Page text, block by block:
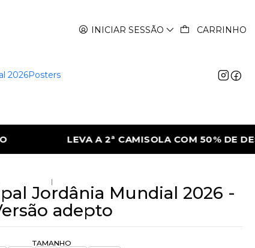
INICIAR SESSÃO CARRINHO
2026Posters
DE DESCONTO LEVA A 2ª
|
Jordânia Mundial 2026 -
adepto
TAMANHO